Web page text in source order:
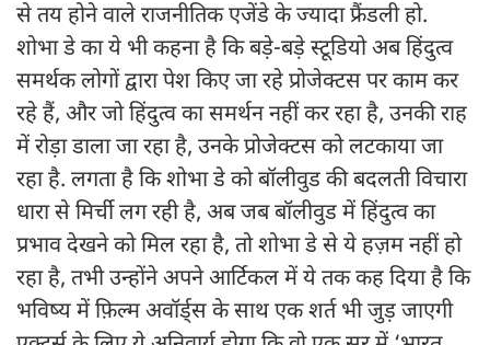
से तय होने वाले राजनीतिक एजेंडे के ज्यादा फ्रैंडली हो.
शोभा डे का ये भी कहना है कि बड़े-बड़े स्टूडियो अब हिंदुत्व
समर्थक लोगों द्वारा पेश किए जा रहे प्रोजेक्टस पर काम कर
रहे हैं, और जो हिंदुत्व का समर्थन नहीं कर रहा है, उनकी राह
में रोड़ा डाला जा रहा है, उनके प्रोजेक्टस को लटकाया जा
रहा है. लगता है कि शोभा डे को बॉलीवुड की बदलती विचारा
धारा से मिर्ची लग रही है, अब जब बॉलीवुड में हिंदुत्व का
प्रभाव देखने को मिल रहा है, तो शोभा डे से ये हज़म नहीं हो
रहा है, तभी उन्होंने अपने आर्टिकल में ये तक कह दिया है कि
भविष्य में फ़िल्म अवॉर्ड्स के साथ एक शर्त भी जुड़ जाएगी